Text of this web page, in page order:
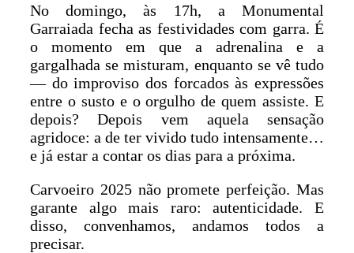
No domingo, às 17h, a Monumental
Garraiada fecha as festividades com garra. É
o momento em que a adrenalina e a
gargalhada se misturam, enquanto se vê tudo
— do improviso dos forcados às expressões
entre o susto e o orgulho de quem assiste. E
depois? Depois vem aquela sensação
agridoce: a de ter vivido tudo intensamente…
e já estar a contar os dias para a próxima.
Carvoeiro 2025 não promete perfeição. Mas
garante algo mais raro: autenticidade. E
disso, convenhamos, andamos todos a
precisar.